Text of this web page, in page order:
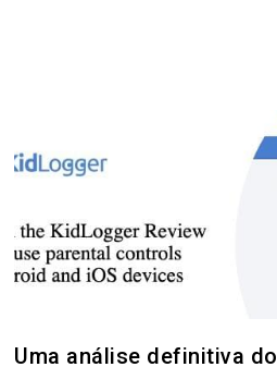
este artigo
Uma análise definitiva do